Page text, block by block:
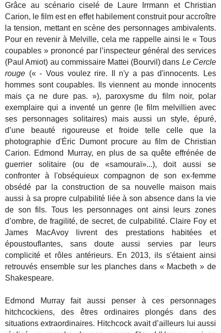
Grâce au scénario ciselé de Laure Irrmann et Christian
Carion, le film est en effet habilement construit pour accroître
la tension, mettant en scène des personnages ambivalents.
Pour en revenir à Melville, cela me rappelle ainsi le « Tous
coupables » prononcé par l’inspecteur général des services
(Paul Amiot) au commissaire Mattei (Bourvil) dans Le Cercle
rouge (« - Vous voulez rire. Il n'y a pas d'innocents. Les
hommes sont coupables. Ils viennent au monde innocents
mais ça ne dure pas. »), paroxysme du film noir, polar
exemplaire qui a inventé un genre (le film melvillien avec
ses personnages solitaires) mais aussi un style, épuré,
d’une beauté rigoureuse et froide telle celle que la
photographie d'Éric Dumont procure au film de Christian
Carion. Edmond Murray, en plus de sa quête effrénée de
guerrier solitaire (ou de «samouraï»...), doit aussi se
confronter à l'obséquieux compagnon de son ex-femme
obsédé par la construction de sa nouvelle maison mais
aussi à sa propre culpabilité liée à son absence dans la vie
de son fils. Tous les personnages ont ainsi leurs zones
d’ombre, de fragilité, de secret, de culpabilité. Claire Foy et
James MacAvoy livrent des prestations habitées et
époustouflantes, sans doute aussi servies par leurs
complicité et rôles antérieurs. En 2013, ils s'étaient ainsi
retrouvés ensemble sur les planches dans « Macbeth » de
Shakespeare.
Edmond Murray fait aussi penser à ces personnages
hitchcockiens, des êtres ordinaires plongés dans des
situations extraordinaires. Hitchcock avait d’ailleurs lui aussi